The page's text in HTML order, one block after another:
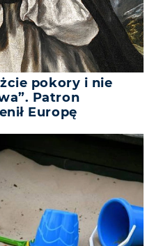
pokory i nie
Patron
Europę